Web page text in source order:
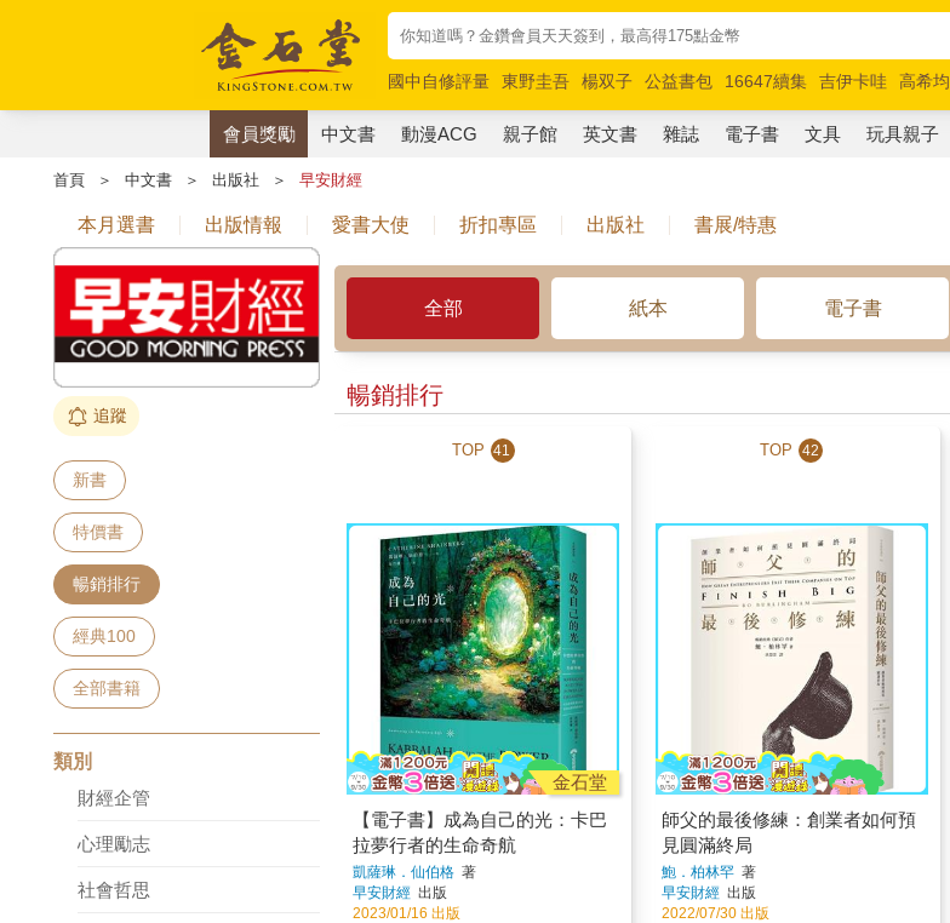
國中自修評量 東野圭吾 楊双子 公益書包 16647續集 吉伊卡哇 高希均
唯紅花綻放
奧德賽 路邊攤新作 馬斯克 玩具總動員5 超慢跑
會員獎勵 中文書 動漫ACG 親子館 英文書 雜誌 電子書 文具 玩具親子
首頁 ＞ 中文書 ＞ 出版社 ＞ 早安財經
本月選書 出版情報 愛書大使 折扣專區 出版社 書展/特惠
追蹤
新書
特價書
暢銷排行
經典100
全部書籍
類別
財經企管
心理勵志
社會哲思
全部 紙本 電子書
暢銷排行
TOP 41
金石堂
【電子書】成為自己的光：卡巴
拉夢行者的生命奇航
凱薩琳．仙伯格 著
早安財經 出版
2023/01/16 出版
TOP 42
師父的最後修練：創業者如何預
見圓滿終局
鮑．柏林罕著
早安財經 出版
2022/07/30 出版